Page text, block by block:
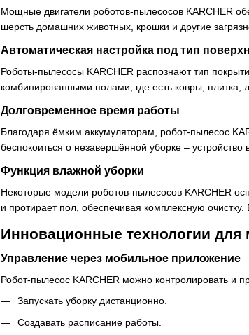
Мощные двигатели роботов-пылесосов KARCHER
шерсть домашних животных, крошки и другие
Автоматическая настройка под тип
Роботы-пылесосы KARCHER распознают тип
комбинированными полами, где есть ковры, плитка,
Долговременное время работы
Благодаря ёмким аккумуляторам, робот-пылесос
беспокоиться о незавершённой уборке –
Функция влажной уборки
Некоторые модели роботов-пылесосов KARCHER
и протирает пол, обеспечивая комплексную
Инновационные технологии
Управление через мобильное приложение
Робот-пылесос KARCHER можно контролировать и
Запускать уборку дистанционно.
Создавать расписание работы.